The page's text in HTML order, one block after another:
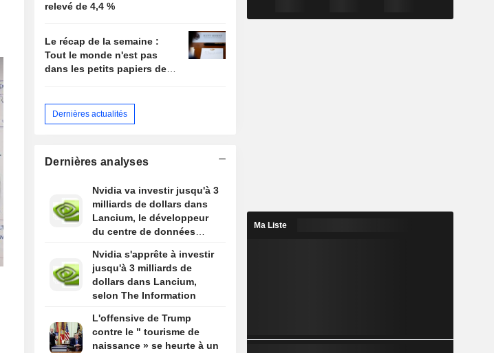
relevé de 4,4 %
Le récap de la semaine :
Tout le monde n'est pas
dans les petits papiers de
Dernières actualités
Dernières analyses
Nvidia va investir jusqu'à 3
milliards de dollars dans
Lancium, le développeur
du centre de données
Information
Nvidia s'apprête à investir
jusqu'à 3 milliards de
dollars dans Lancium,
selon The Information
L'offensive de Trump
contre le " tourisme de
naissance » se heurte à un
Ma Liste